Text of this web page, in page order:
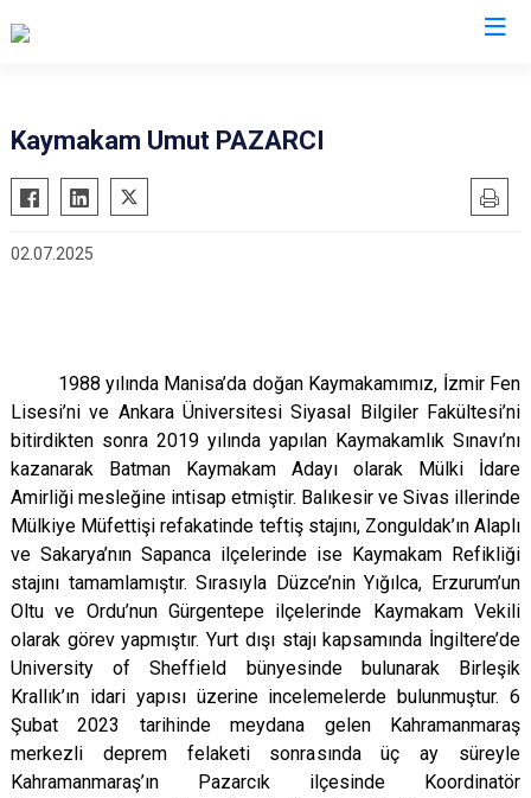
Abana
Ağlı
Araç
Çatalzeytin
Cide
Daday
Devrekani
Doğanyurt
Şenpazar
Seydiler
Taşköprü
Tosya
Kaymakam Umut PAZARCI
02.07.2025
1988 yılında Manisa’da doğan Kaymakamımız, İzmir Fen
Lisesi’ni ve Ankara Üniversitesi Siyasal Bilgiler Fakültesi’ni
bitirdikten sonra 2019 yılında yapılan Kaymakamlık Sınavı’nı
kazanarak Batman Kaymakam Adayı olarak Mülki İdare
Amirliği mesleğine intisap etmiştir. Balıkesir ve Sivas illerinde
Mülkiye Müfettişi refakatinde teftiş stajını, Zonguldak’ın Alaplı
ve Sakarya’nın Sapanca ilçelerinde ise Kaymakam Refikliği
stajını tamamlamıştır. Sırasıyla Düzce’nin Yığılca, Erzurum’un
Oltu ve Ordu’nun Gürgentepe ilçelerinde Kaymakam Vekili
olarak görev yapmıştır. Yurt dışı stajı kapsamında İngiltere’de
University of Sheffield bünyesinde bulunarak Birleşik
Krallık’ın idari yapısı üzerine incelemelerde bulunmuştur. 6
Şubat 2023 tarihinde meydana gelen Kahramanmaraş
merkezli deprem felaketi sonrasında üç ay süreyle
Kahramanmaraş’ın Pazarcık ilçesinde Koordinatör